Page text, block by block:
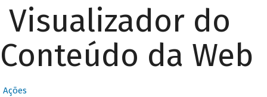
Visualizador do
Conteúdo da Web
Ações